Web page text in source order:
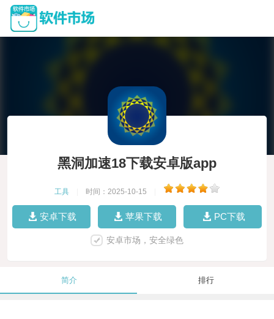
黑洞加速18下载安卓版app
工具 时间：2025-10-15
安卓下载 苹果下载 PC下载
安卓市场，安全绿色
简介 排行